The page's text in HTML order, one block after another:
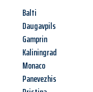
Balti
Daugavpils
Gamprin
Kaliningrad
Monaco
Panevezhis